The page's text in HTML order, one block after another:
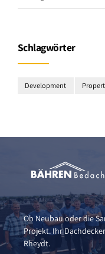
Schlagwörter
Development
Ob Neubau oder die
Projekt. Ihr
Rheydt.